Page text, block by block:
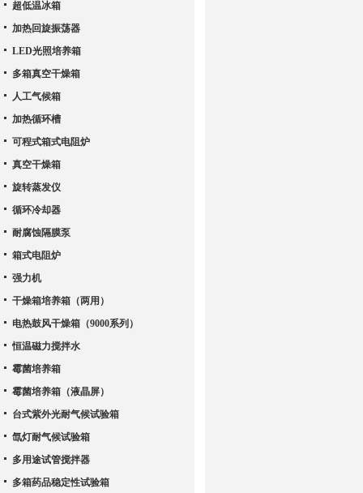
超低温冰箱
加热回旋振荡器
LED光照培养箱
多箱真空干燥箱
人工气候箱
加热循环槽
可程式箱式电阻炉
真空干燥箱
旋转蒸发仪
循环冷却器
耐腐蚀隔膜泵
箱式电阻炉
强力机
干燥箱培养箱（两用）
电热鼓风干燥箱（9000系列）
恒温磁力搅拌水
霉菌培养箱
霉菌培养箱（液晶屏）
台式紫外光耐气候试验箱
氙灯耐气候试验箱
多用途试管搅拌器
多箱药品稳定性试验箱